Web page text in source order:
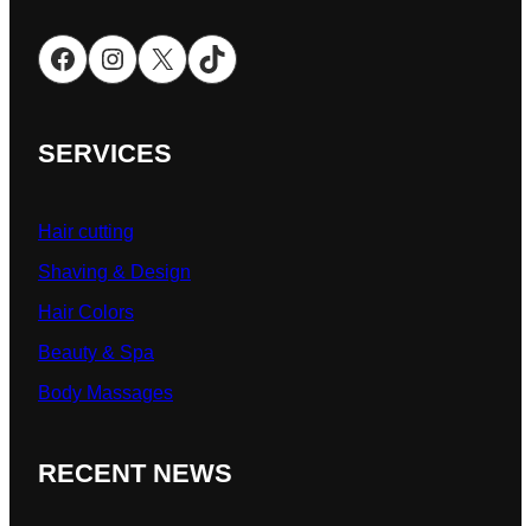
Facebook Instagram X TikTok
SERVICES
Hair cutting
Shaving & Design
Hair Colors
Beauty & Spa
Body Massages
RECENT NEWS